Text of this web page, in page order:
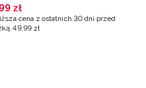
zł
cena z ostatnich 30 dni przed
49,99 zł